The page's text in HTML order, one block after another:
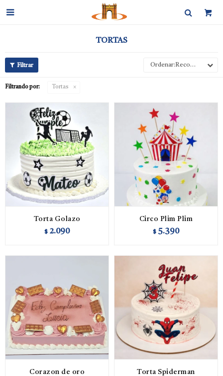

TORTAS
Recomendados
Filtrando por: Tortas
Torta Golazo
$ 2.090
Circo Plim Plim
$ 5.390
Corazon de oro Torta Spiderman